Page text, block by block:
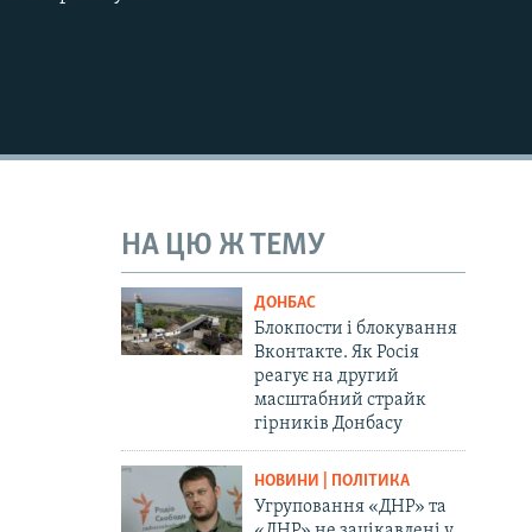
НА ЦЮ Ж ТЕМУ
ДОНБАС
Блокпости і блокування
Вконтакте. Як Росія
реагує на другий
масштабний страйк
гірників Донбасу
НОВИНИ | ПОЛІТИКА
Угруповання «ДНР» та